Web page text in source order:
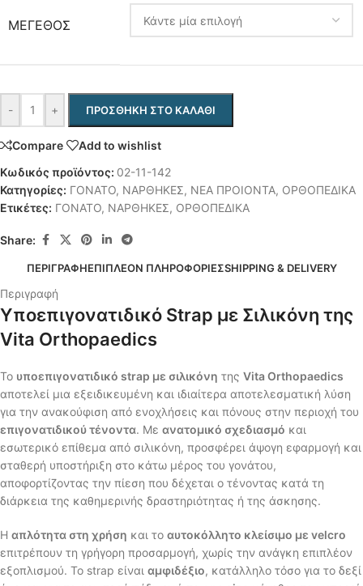
ΜΕΓΕΘΟΣ
- + ΠΡΟΣΘΉΚΗ ΣΤΟ ΚΑΛΆΘΙ
Compare
Add to wishlist
Κωδικός προϊόντος: 02-11-142
Κατηγορίες: ΓΟΝΑΤΟ, ΝΑΡΘΗΚΕΣ, ΝΕΑ ΠΡΟΙΟΝΤΑ, ΟΡΘΟΠΕΔΙΚΑ
Ετικέτες: ΓΟΝΑΤΟ, ΝΑΡΘΗΚΕΣ, ΟΡΘΟΠΕΔΙΚΑ
Share:
ΠΕΡΙΓΡΑΦΉΕΠΙΠΛΈΟΝ ΠΛΗΡΟΦΟΡΊΕΣSHIPPING & DELIVERY
Περιγραφή
Υποεπιγονατιδικό Strap με Σιλικόνη της
Vita Orthopaedics
Το υποεπιγονατιδικό strap με σιλικόνη της Vita Orthopaedics
αποτελεί μια εξειδικευμένη και ιδιαίτερα αποτελεσματική λύση
για την ανακούφιση από ενοχλήσεις και πόνους στην περιοχή του
επιγονατιδικού τένοντα. Με ανατομικό σχεδιασμό και
εσωτερικό επίθεμα από σιλικόνη, προσφέρει άψογη εφαρμογή και
σταθερή υποστήριξη στο κάτω μέρος του γονάτου,
αποφορτίζοντας την πίεση που δέχεται ο τένοντας κατά τη
διάρκεια της καθημερινής δραστηριότητας ή της άσκησης.
Η απλότητα στη χρήση και το αυτοκόλλητο κλείσιμο με velcro
επιτρέπουν τη γρήγορη προσαρμογή, χωρίς την ανάγκη επιπλέον
εξοπλισμού. Το strap είναι αμφιδέξιο, κατάλληλο τόσο για το δεξί